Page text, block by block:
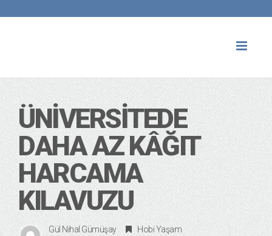
ÜNIVERSITEDE
DAHA AZ KÂĞIT
HARCAMA
KILAVUZU
Gül Nihal Gümüşay
Hobi Yaşam